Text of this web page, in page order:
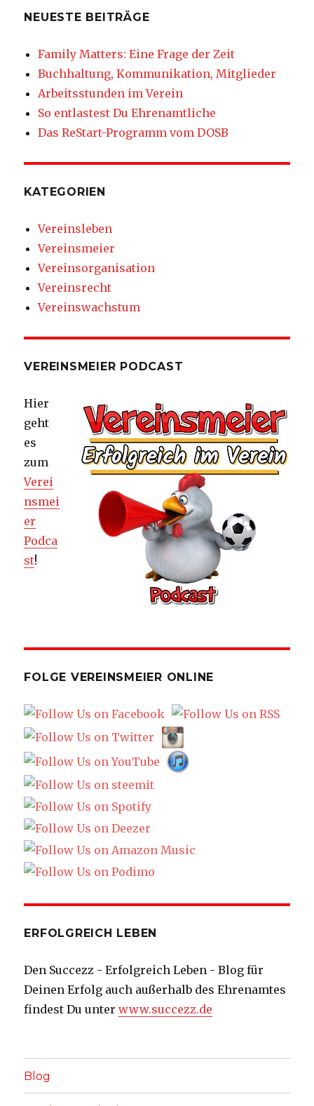
NEUESTE BEITRÄGE
Family Matters: Eine Frage der Zeit
Buchhaltung, Kommunikation, Mitglieder
Arbeitsstunden im Verein
So entlastest Du Ehrenamtliche
Das ReStart-Programm vom DOSB
KATEGORIEN
Vereinsleben
Vereinsmeier
Vereinsorganisation
Vereinsrecht
Vereinswachstum
VEREINSMEIER PODCAST
Hier
geht
es
zum
Verei
nsmei
er
Podca
st!
FOLGE VEREINSMEIER ONLINE
ERFOLGREICH LEBEN
Den Succezz - Erfolgreich Leben - Blog für
Deinen Erfolg auch außerhalb des Ehrenamtes
findest Du unterwww.succezz.de
Blog